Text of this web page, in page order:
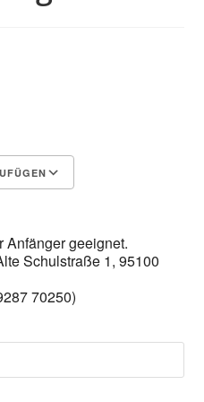
Anfänger geeignet.
Schulstraße 1, 95100
70250)